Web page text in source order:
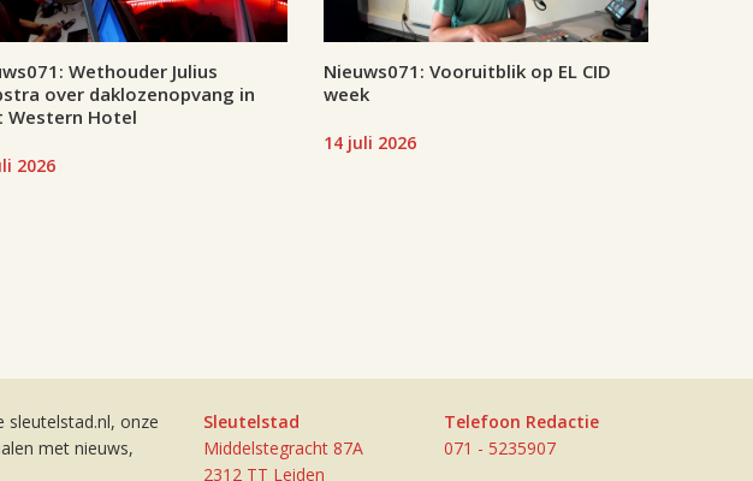
Wethouder Julius
over daklozenopvang in
Western Hotel
2026
Nieuws071: Vooruitblik op EL CID
week
14 juli 2026
sleutelstad.nl, onze
met nieuws,
Sleutelstad
Middelstegracht 87A
2312 TT Leiden
Telefoon Redactie
071 - 5235907